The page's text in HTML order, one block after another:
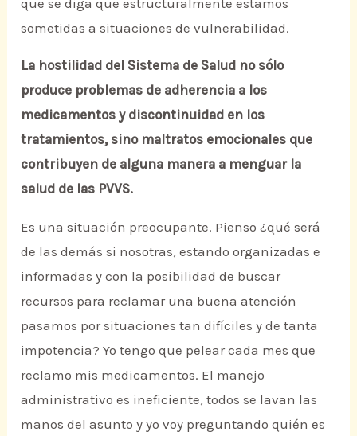
sometidas a situaciones de vulnerabilidad.
La hostilidad del Sistema de Salud no sólo
produce problemas de adherencia a los
medicamentos y discontinuidad en los
tratamientos, sino maltratos emocionales que
contribuyen de alguna manera a menguar la
salud de las PVVS.
Es una situación preocupante. Pienso ¿qué será
de las demás si nosotras, estando organizadas e
informadas y con la posibilidad de buscar
recursos para reclamar una buena atención
pasamos por situaciones tan difíciles y de tanta
impotencia? Yo tengo que pelear cada mes que
reclamo mis medicamentos. El manejo
administrativo es ineficiente, todos se lavan las
manos del asunto y yo voy preguntando quién es